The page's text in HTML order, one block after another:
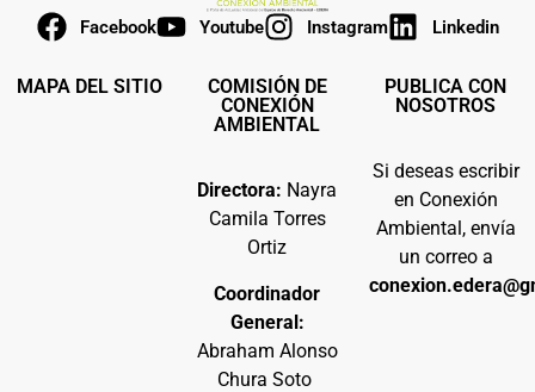
Facebook Youtube Instagram Linkedin
MAPA DEL SITIO
COMISIÓN DE
CONEXIÓN
AMBIENTAL
Directora: Nayra
Camila Torres
Ortiz
Coordinador
General:
Abraham Alonso
Chura Soto
PUBLICA CON
NOSOTROS
Si deseas escribir
en Conexión
Ambiental, envía
un correo a